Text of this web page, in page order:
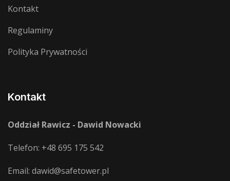
Kontakt
Regulaminy
Polityka Prywatności
Kontakt
Oddział Rawicz - Dawid Nowacki
Telefon: +48 695 175 542
Email: dawid@safetower.pl